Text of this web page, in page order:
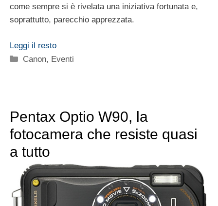
come sempre si è rivelata una iniziativa fortunata e,
soprattutto, parecchio apprezzata.
Leggi il resto
Categorie
Canon, Eventi
Pentax Optio W90, la
fotocamera che resiste quasi
a tutto